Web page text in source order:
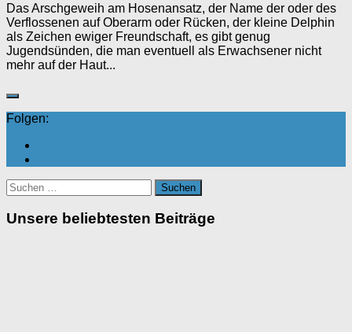
Das Arschgeweih am Hosenansatz, der Name der oder des
Verflossenen auf Oberarm oder Rücken, der kleine Delphin
als Zeichen ewiger Freundschaft, es gibt genug
Jugendsünden, die man eventuell als Erwachsener nicht
mehr auf der Haut...
Folgen:
Suchen
nach:
Unsere beliebtesten Beiträge